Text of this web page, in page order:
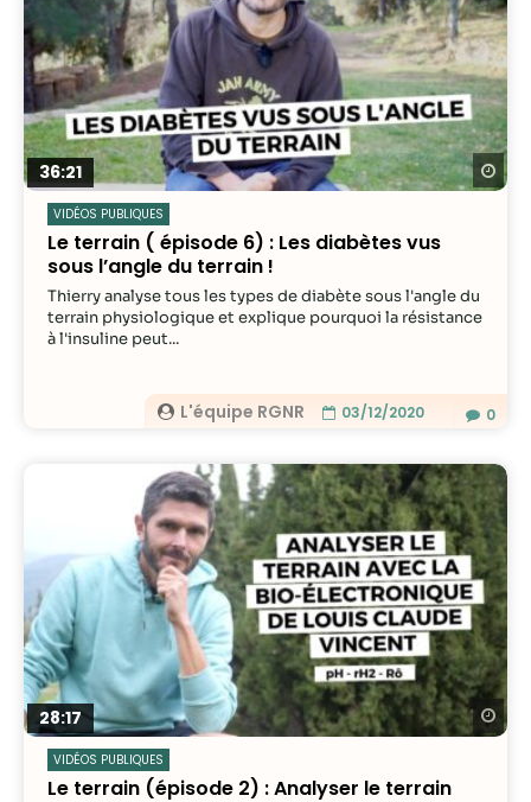
36:21
VIDÉOS PUBLIQUES
Le terrain ( épisode 6) : Les diabètes vus
sous l’angle du terrain !
L'équipe RGNR 03/12/2020
Thierry analyse tous les types de diabète sous l'angle du
terrain physiologique et explique pourquoi la résistance
à l'insuline peut...
0
28:17
VIDÉOS PUBLIQUES
Le terrain (épisode 2) : Analyser le terrain